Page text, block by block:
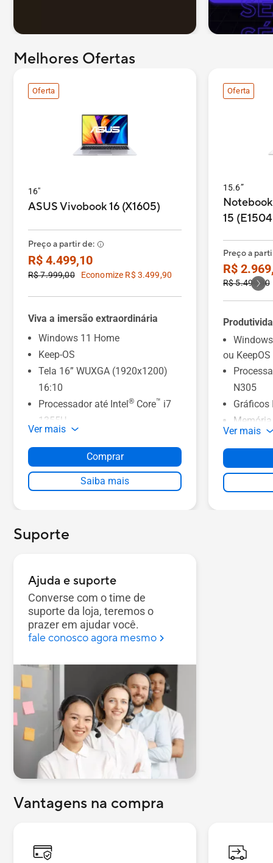
Melhores Ofertas
Oferta
16"
ASUS Vivobook 16 (X1605)
Preço a partir de:
R$ 4.499,10
R$ 7.999,00 Economize R$ 3.499,90
Viva a imersão extraordinária
Windows 11 Home
Keep-OS
Tela 16” WUXGA (1920x1200)
16:10
Processador até Intel® Core™ i7
1355U
Graphics ou Intel Iris
Memória RAM de 8 GB ou 16 GB
Armazenamento de até 1 TB
Ver mais
Comprar
Saiba mais
Oferta
15.6”
15
Preço a
R$
R$ 5.499,00
ou KeepOS
N305
Gráficos
Memória
60 Hz,
Ver mais
Suporte
Ajuda e suporte
Converse com o time de
suporte da loja, teremos o
prazer em ajudar você.
fale conosco agora mesmo
Vantagens na compra